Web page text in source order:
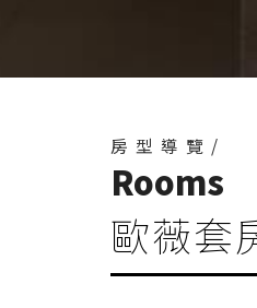
房型導覽/
Rooms
歐薇套